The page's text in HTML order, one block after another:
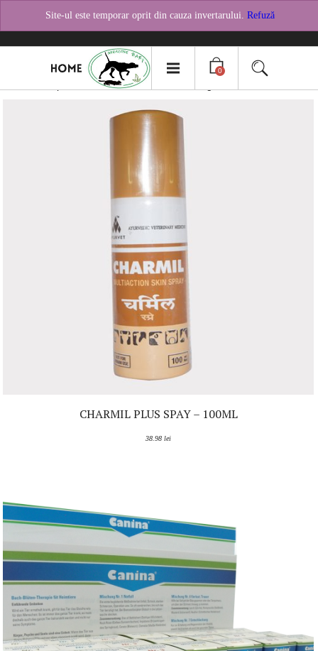
TEL:0758482621 Pagina Facebook
0
Filter products /Pentru Pasari
CHARMIL PLUS SPAY – 100ML
38.98 lei
Site-ul este temporar oprit din cauza invertarului. Refuză